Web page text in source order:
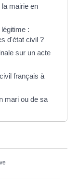
mairie en
:
d'état civil ?
sur un acte
français à
mari ou de sa